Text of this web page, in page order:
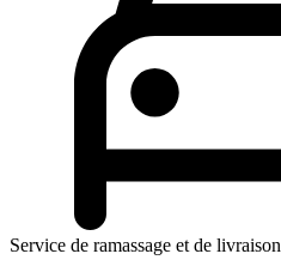
Service de ramassage et de livraison